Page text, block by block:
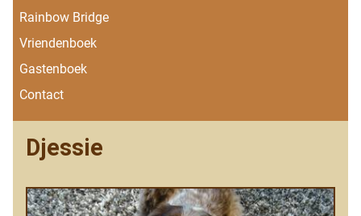
Rainbow Bridge
Vriendenboek
Gastenboek
Contact
Djessie